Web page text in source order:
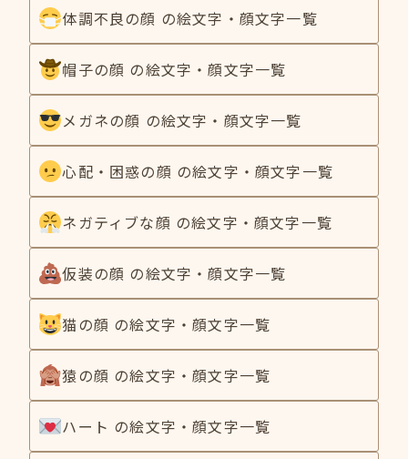
体調不良の顔 の絵文字・顔文字一覧
帽子の顔 の絵文字・顔文字一覧
メガネの顔 の絵文字・顔文字一覧
心配・困惑の顔 の絵文字・顔文字一覧
ネガティブな顔 の絵文字・顔文字一覧
仮装の顔 の絵文字・顔文字一覧
猫の顔 の絵文字・顔文字一覧
猿の顔 の絵文字・顔文字一覧
ハート の絵文字・顔文字一覧